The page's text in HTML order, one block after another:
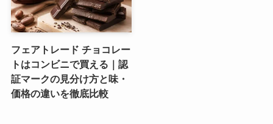
フェアトレード チョコレー
トはコンビニで買える｜認
証マークの見分け方と味・
価格の違いを徹底比較